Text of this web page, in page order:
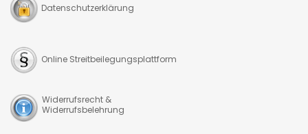
Datenschutzerklärung
Online Streitbeilegungsplattform
Widerrufsrecht &
Widerrufsbelehrung